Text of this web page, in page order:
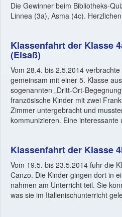
Die Gewinner beim Bibliotheks-
Linnea (3a), Asma (4c).
Klassenfahrt der Klasse
(Elsaß)
Vom 28.4. bis 2.5.2014
gemeinsam mit einer 5. Klasse
sogenannten „Dritt-Ort-
französische Kinder mit zwei
Zimmer untergebracht und
kommunizieren. Eine interessante
Klassenfahrt der Klasse
Vom 19.5. bis 23.5.2014 fuhr die
Canzo. Die Kinder gingen dort in
nahmen am Unterricht teil. Sie
was sie im Italienischunterricht